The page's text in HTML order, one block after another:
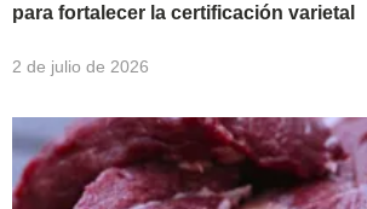
para fortalecer la certificación varietal
2 de julio de 2026